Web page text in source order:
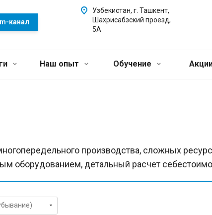
канал
Узбекистан, г. Ташкент,
Шахрисабзский проезд,
5А
Наш опыт Обучение
производства, сложных
оборудованием, детальный расчет